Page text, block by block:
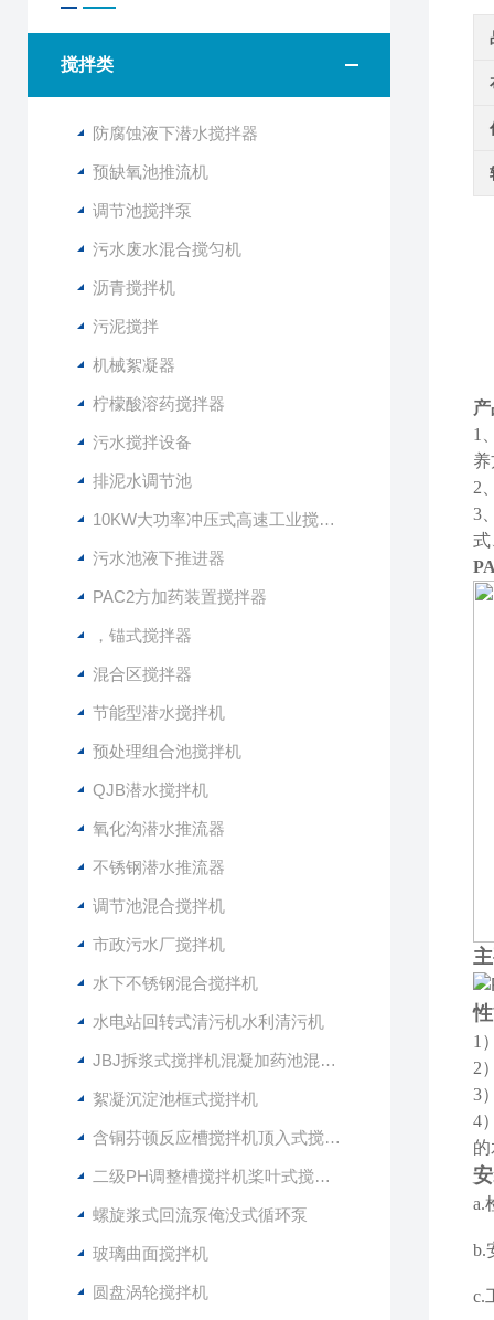
搅拌类
防腐蚀液下潜水搅拌器
预缺氧池推流机
调节池搅拌泵
污水废水混合搅匀机
沥青搅拌机
污泥搅拌
机械絮凝器
柠檬酸溶药搅拌器
污水搅拌设备
排泥水调节池
10KW大功率冲压式高速工业搅拌设备
污水池液下推进器
PAC2方加药装置搅拌器
，锚式搅拌器
混合区搅拌器
节能型潜水搅拌机
预处理组合池搅拌机
QJB潜水搅拌机
氧化沟潜水推流器
不锈钢潜水推流器
调节池混合搅拌机
市政污水厂搅拌机
水下不锈钢混合搅拌机
水电站回转式清污机水利清污机
JBJ拆浆式搅拌机混凝加药池混合型搅拌器
絮凝沉淀池框式搅拌机
含铜芬顿反应槽搅拌机顶入式搅拌器
二级PH调整槽搅拌机桨叶式搅拌器
螺旋浆式回流泵俺没式循环泵
玻璃曲面搅拌机
圆盘涡轮搅拌机
1
2
3
式
1
2
3
4
a.
b.
c.